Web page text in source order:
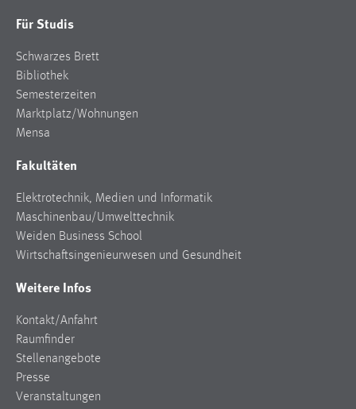
Für Studis
Schwarzes Brett
Bibliothek
Semesterzeiten
Marktplatz/Wohnungen
Mensa
Fakultäten
Elektrotechnik, Medien und Informatik
Maschinenbau/Umwelttechnik
Weiden Business School
Wirtschaftsingenieurwesen und Gesundheit
Weitere Infos
Kontakt/Anfahrt
Raumfinder
Stellenangebote
Presse
Veranstaltungen